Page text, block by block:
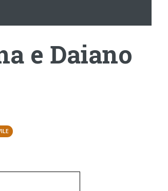
e Daiano